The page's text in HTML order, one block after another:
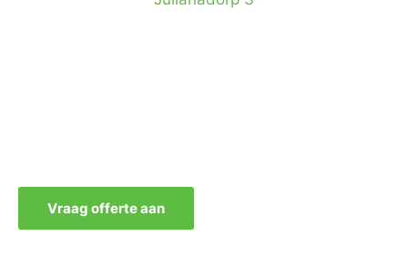
Vraag offerte aan